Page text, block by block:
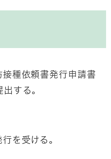
接種依頼書発行申請書
する。
を受ける。